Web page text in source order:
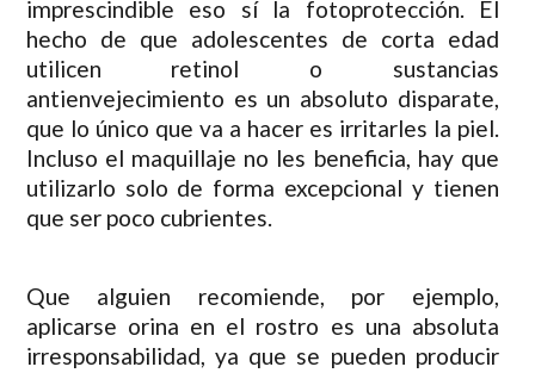
imprescindible eso sí la fotoprotección. El
hecho de que adolescentes de corta edad
utilicen retinol o sustancias
antienvejecimiento es un absoluto disparate,
que lo único que va a hacer es irritarles la piel.
Incluso el maquillaje no les beneficia, hay que
utilizarlo solo de forma excepcional y tienen
que ser poco cubrientes.
Que alguien recomiende, por ejemplo,
aplicarse orina en el rostro es una absoluta
irresponsabilidad, ya que se pueden producir